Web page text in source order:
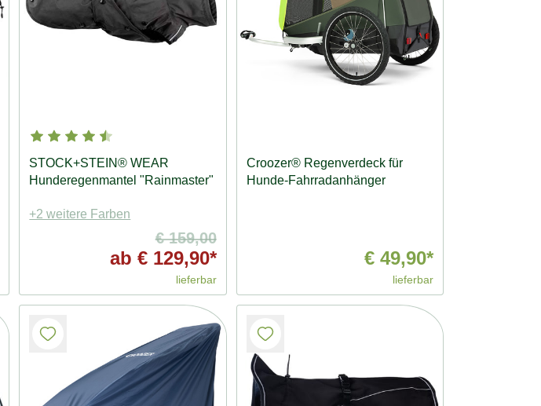
STOCK+STEIN® WEAR
Hunderegenmantel "Rainmaster"
+2 weitere Farben
€ 159,00
ab € 129,90*
lieferbar
Croozer® Regenverdeck für
Hunde-Fahrradanhänger
€ 49,90*
lieferbar